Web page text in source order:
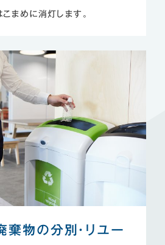
まめに消灯します。
棄物の分別・リユー